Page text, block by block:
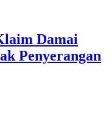
Damai
Penyerangan